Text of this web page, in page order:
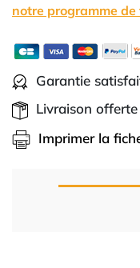
notre programme
Garantie
Livraison
Imprimer la